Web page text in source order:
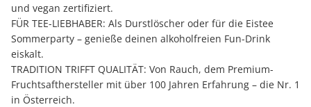
und vegan zertifiziert.
FÜR TEE-LIEBHABER: Als Durstlöscher oder für die Eistee
Sommerparty – genieße deinen alkoholfreien Fun-Drink
eiskalt.
TRADITION TRIFFT QUALITÄT: Von Rauch, dem Premium-
Fruchtsafthersteller mit über 100 Jahren Erfahrung – die Nr. 1
in Österreich.